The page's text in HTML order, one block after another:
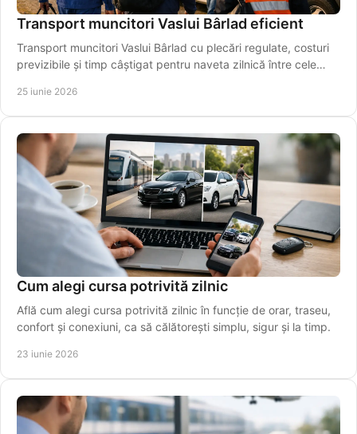
Transport muncitori Vaslui Bârlad eficient
Transport muncitori Vaslui Bârlad cu plecări regulate, costuri
previzibile și timp câștigat pentru naveta zilnică între cele
25 iunie 2026
Cum alegi cursa potrivită zilnic
Află cum alegi cursa potrivită zilnic în funcție de orar, traseu,
confort și conexiuni, ca să călătorești simplu, sigur și la timp.
23 iunie 2026